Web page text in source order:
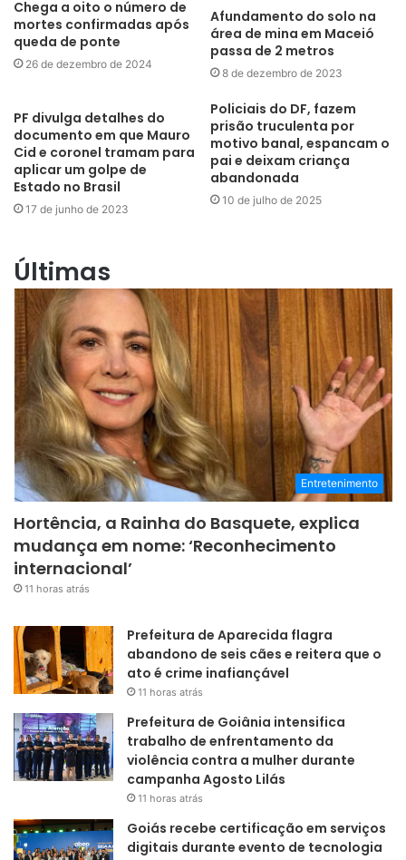
Chega a oito o número de
mortes confirmadas após
queda de ponte
26 de dezembro de 2024
Afundamento do solo na
área de mina em Maceió
passa de 2 metros
8 de dezembro de 2023
PF divulga detalhes do
documento em que Mauro
Cid e coronel tramam para
aplicar um golpe de
Estado no Brasil
17 de junho de 2023
Policiais do DF, fazem
prisão truculenta por
motivo banal, espancam o
pai e deixam criança
abandonada
10 de julho de 2025
Últimas
Entretenimento
Hortência, a Rainha do Basquete, explica
mudança em nome: ‘Reconhecimento
internacional’
11 horas atrás
Prefeitura de Aparecida flagra
abandono de seis cães e reitera que o
ato é crime inafiançável
11 horas atrás
Prefeitura de Goiânia intensifica
trabalho de enfrentamento da
violência contra a mulher durante
campanha Agosto Lilás
11 horas atrás
Goiás recebe certificação em serviços
digitais durante evento de tecnologia